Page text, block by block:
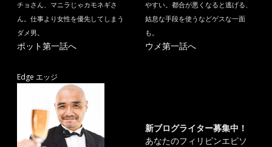
チョさん、マニラじゃカモネギさ
ん。仕事より女性を優先してしまう
ダメ男。
ポット第一話へ
やすい。都合が悪くなると逃げる、
姑息な手段を使うなどゲスな一面
も。
ウメ第一話へ
Edge エッジ
新ブログライター募集中！
あなたのフィリピンエピソ